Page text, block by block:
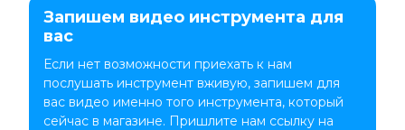
Запишем видео инструмента для
вас
Если нет возможности приехать к нам
послушать инструмент вживую, запишем для
вас видео именно того инструмента, который
сейчас в магазине. Пришлите нам ссылку на